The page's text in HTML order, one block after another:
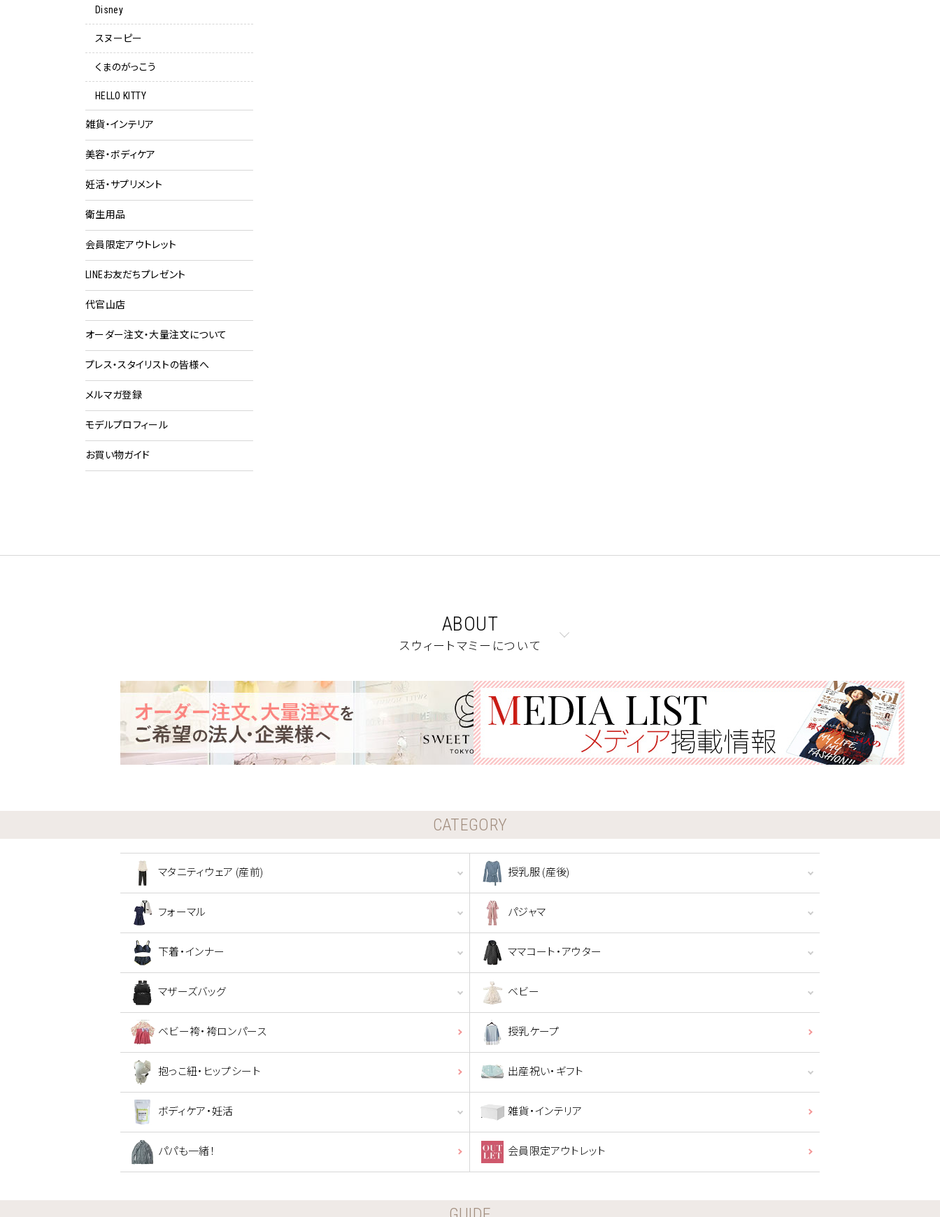
Disney
スヌーピー
くまのがっこう
HELLO KITTY
雑貨・インテリア
美容・ボディケア
妊活・サプリメント
衛生用品
会員限定アウトレット
LINEお友だちプレゼント
代官山店
オーダー注文・大量注文について
プレス・スタイリストの皆様へ
メルマガ登録
モデルプロフィール
お買い物ガイド
ABOUT
スウィートマミーについて
CATEGORY
マタニティウェア (産前) 授乳服 (産後)
フォーマル パジャマ
下着・インナー ママコート・アウター
マザーズバッグ ベビー
ベビー袴・袴ロンパース 授乳ケープ
抱っこ紐・ヒップシート 出産祝い・ギフト
ボディケア・妊活 雑貨・インテリア
パパも一緒！ 会員限定アウトレット